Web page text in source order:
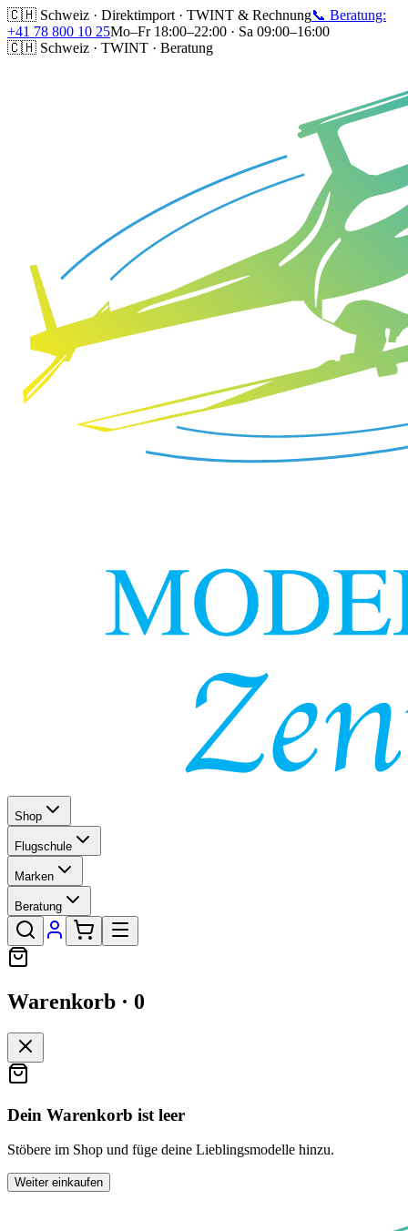
🇨🇭 Schweiz · Direktimport · TWINT & Rechnung📞 Beratung:
+41 78 800 10 25Mo–Fr 18:00–22:00 · Sa 09:00–16:00
🇨🇭 Schweiz · TWINT · Beratung
Shop
Flugschule
Marken
Beratung
Warenkorb · 0
Dein Warenkorb ist leer
Stöbere im Shop und füge deine Lieblingsmodelle hinzu.
Weiter einkaufen